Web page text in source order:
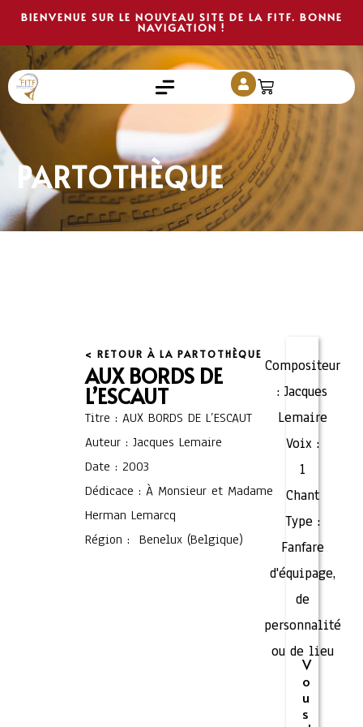
BIENVENUE SUR LE NOUVEAU SITE DE LA FITF. BONNE
NAVIGATION !
PARTOTHÈQUE
< RETOUR À LA PARTOTHÈQUE
AUX BORDS DE
L’ESCAUT
Titre : AUX BORDS DE L’ESCAUT
Auteur : Jacques Lemaire
Date : 2003
Dédicace : À Monsieur et Madame
Herman Lemarcq
Région : Benelux (Belgique)
Compositeur
: Jacques
Lemaire
Voix :
1
Chant
Type :
Fanfare
d'équipage,
de
personnalité
ou de lieu
V
o
u
s